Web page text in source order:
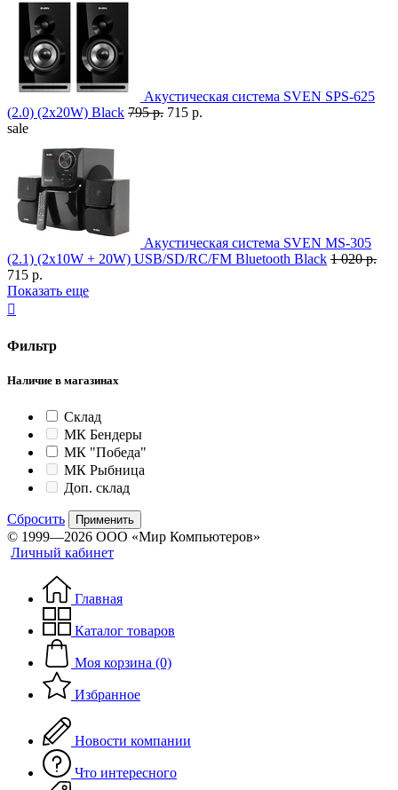
Акустическая система SVEN SPS-625
(2.0) (2x20W) Black 795 р. 715 р.
sale
Акустическая система SVEN MS-305
(2.1) (2x10W + 20W) USB/SD/RC/FM Bluetooth Black 1 020 р.
715 р.
Показать еще

Фильтр
Наличие в магазинах
Склад
МК Бендеры
МК "Победа"
МК Рыбница
Доп. склад
Сбросить Применить
© 1999—2026 ООО «Мир Компьютеров»
Личный кабинет
Главная
Каталог товаров
Моя корзина (0)
Избранное
Новости компании
Что интересного